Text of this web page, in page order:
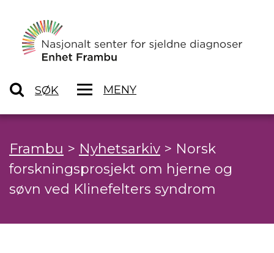
SØK MENY
Frambu > Nyhetsarkiv > Norsk
forskningsprosjekt om hjerne og
søvn ved Klinefelters syndrom